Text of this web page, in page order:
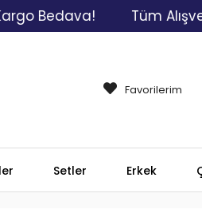
Tüm
Favorilerim
Setler Erkek